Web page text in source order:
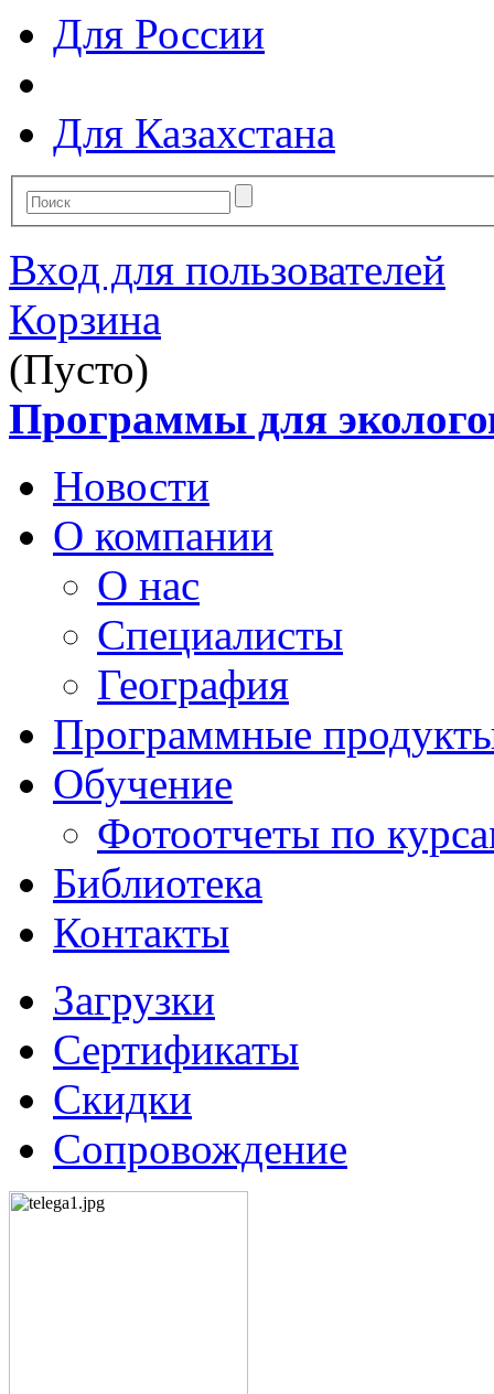
Для России
Для Казахстана
Вход для пользователей
Корзина
(Пусто)
Программы для
Новости
О компании
О нас
Специалисты
География
Программные
Обучение
Фотоотчеты по
Библиотека
Контакты
Загрузки
Сертификаты
Скидки
Сопровождение